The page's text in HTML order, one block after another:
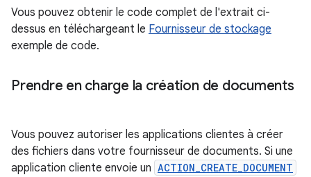
Vous pouvez obtenir le code complet de l'extrait ci-
dessus en téléchargeant le Fournisseur de stockage
exemple de code.
Prendre en charge la création de documents
Vous pouvez autoriser les applications clientes à créer
des fichiers dans votre fournisseur de documents. Si une
application cliente envoie un ACTION_CREATE_DOCUMENT